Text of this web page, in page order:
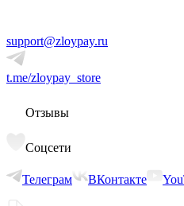
support@zloypay.ru
t.me/zloypay_store
Отзывы
Соцсети
Телеграм ВКонтакте